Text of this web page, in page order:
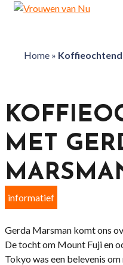
Home»
MET
informatief
Gerda Marsman komt ons
De tocht om Mount Fuji en
Tokyo was een belevenis